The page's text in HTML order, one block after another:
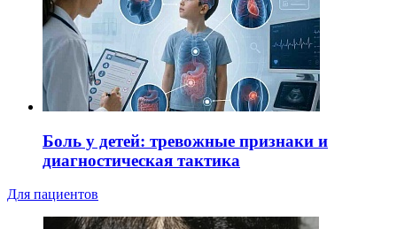
Боль у детей: тревожные признаки и
диагностическая тактика
Для пациентов